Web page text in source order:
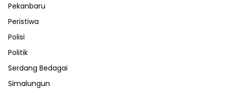
Pekanbaru
Peristiwa
Polisi
Politik
Serdang Bedagai
Simalungun